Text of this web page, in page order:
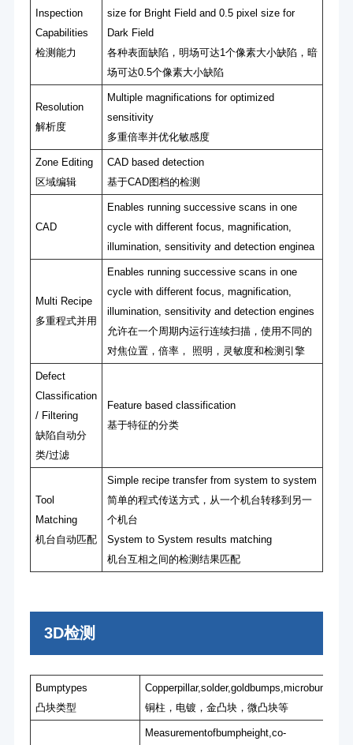
Inspection
Capabilities
检测能⼒
size for Bright Field and 0.5 pixel size for
Dark Field
各种表⾯缺陷，明场可达1个像素⼤⼩缺陷，暗
场可达0.5个像素⼤⼩缺陷
Resolution
解析度
Multiple magnifications for optimized
sensitivity
多重倍率并优化敏感度
Zone Editing
区域编辑
CAD based detection
基于CAD图档的检测
CAD
Enables running successive scans in one
cycle with different focus, magnification,
illumination, sensitivity and detection enginea
Multi Recipe
多重程式并⽤
Enables running successive scans in one
cycle with different focus, magnification,
illumination, sensitivity and detection engines
允许在⼀个周期内运⾏连续扫描，使⽤不同的
对焦位置，倍率， 照明，灵敏度和检测引擎
Defect
Classification
/ Filtering
缺陷⾃动分
类/过滤
Feature based classification
基于特征的分类
Tool
Matching
机台⾃动匹配
Simple recipe transfer from system to system
简单的程式传送⽅式，从⼀个机台转移到另⼀
个机台
System to System results matching
机台互相之间的检测结果匹配
3D检测
Bumptypes
凸块类型
Copperpillar,solder,goldbumps,microbumps
铜柱，电镀，⾦凸块，微凸块等
Measurementofbumpheight,co-